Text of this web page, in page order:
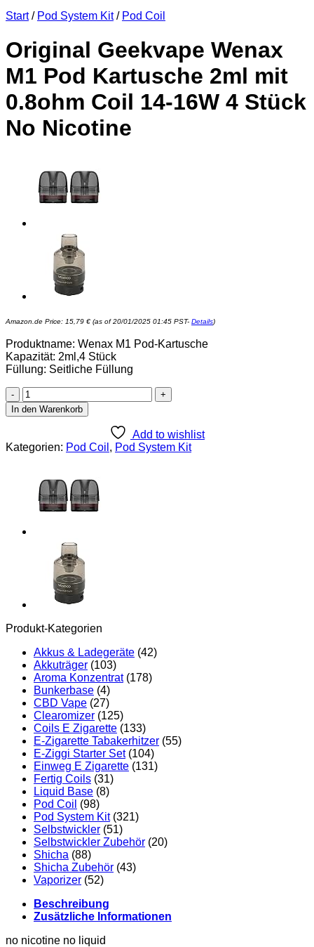
Start / Pod System Kit / Pod Coil
Original Geekvape Wenax
M1 Pod Kartusche 2ml mit
0.8ohm Coil 14-16W 4 Stück
No Nicotine
Amazon.de Price: 15,79 € (as of 20/01/2025 01:45 PST- Details)
Produktname: Wenax M1 Pod-Kartusche
Kapazität: 2ml,4 Stück
Füllung: Seitliche Füllung
Original
Geekvape
Wenax
Pod
Kartusche
0.8ohm
Coil
16W
Nicotine
Menge
In den Warenkorb
Add to wishlist
Kategorien: Pod Coil , Pod System Kit
Produkt-Kategorien
Akkus & Ladegeräte (42)
Akkuträger (103)
Aroma Konzentrat (178)
Bunkerbase (4)
CBD Vape (27)
Clearomizer (125)
Coils E Zigarette (133)
E-Zigarette Tabakerhitzer (55)
E-Ziggi Starter Set (104)
Einweg E Zigarette (131)
Fertig Coils (31)
Liquid Base (8)
Pod Coil (98)
Pod System Kit (321)
Selbstwickler (51)
Selbstwickler Zubehör (20)
Shicha (88)
Shicha Zubehör (43)
Vaporizer (52)
Beschreibung
Zusätzliche Informationen
no nicotine no liquid